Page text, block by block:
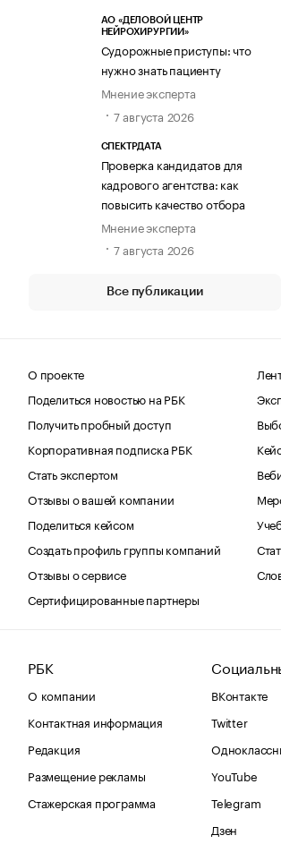
АО «ДЕЛОВОЙ ЦЕНТР
НЕЙРОХИРУРГИИ»
Судорожные приступы: что
нужно знать пациенту
Мнение эксперта
7 августа 2026
СПЕКТРДАТА
Проверка кандидатов для
кадрового агентства: как
повысить качество отбора
Мнение эксперта
7 августа 2026
Все публикации
О проекте
Поделиться новостью на РБК
Получить пробный доступ
Корпоративная подписка РБК
Стать экспертом
Отзывы о вашей компании
Поделиться кейсом
Создать профиль группы компаний
Отзывы о сервисе
Сертифицированные партнеры
РБК
О компании
Контактная информация
Редакция
Размещение рекламы
Стажерская программа
ВКонтакте
Twitter
YouTube
Telegram
Дзен